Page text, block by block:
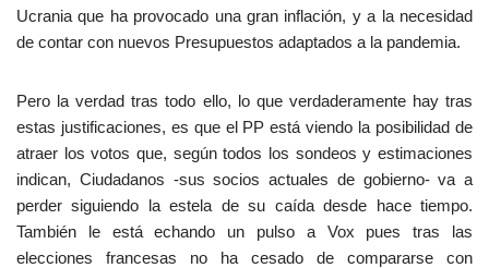
Ucrania que ha provocado una gran inflación, y a la necesidad
de contar con nuevos Presupuestos adaptados a la pandemia.
Pero la verdad tras todo ello, lo que verdaderamente hay tras
estas justificaciones, es que el PP está viendo la posibilidad de
atraer los votos que, según todos los sondeos y estimaciones
indican, Ciudadanos -sus socios actuales de gobierno- va a
perder siguiendo la estela de su caída desde hace tiempo.
También le está echando un pulso a Vox pues tras las
elecciones francesas no ha cesado de compararse con